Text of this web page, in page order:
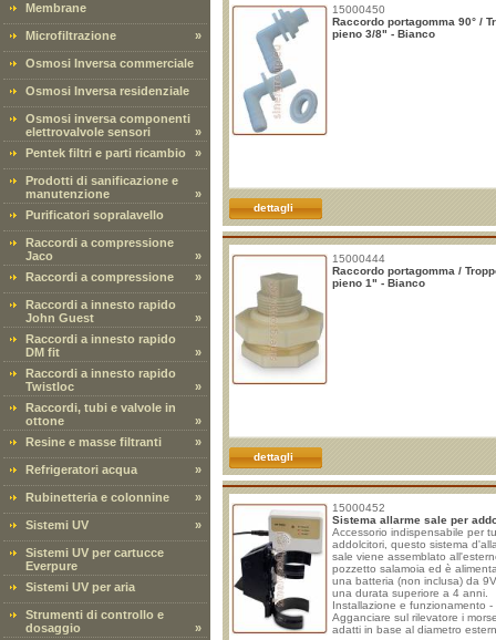
Membrane
Microfiltrazione »
Osmosi Inversa commerciale
Osmosi Inversa residenziale
Osmosi inversa componenti
elettrovalvole sensori
»
Pentek filtri e parti ricambio
»
Prodotti di sanificazione e
manutenzione
»
Purificatori sopralavello
Raccordi a compressione
Jaco
»
Raccordi a compressione
»
Raccordi a innesto rapido
John Guest
»
Raccordi a innesto rapido
DM fit
»
Raccordi a innesto rapido
Twistloc
»
Raccordi, tubi e valvole in
ottone
»
Resine e masse filtranti
»
Refrigeratori acqua »
Rubinetteria e colonnine »
Sistemi UV »
Sistemi UV per cartucce
Everpure
Sistemi UV per aria
Strumenti di controllo e
dosaggio
»
15000450
Raccordo portagomma 90° /
pieno 3/8" - Bianco
dettagli
15000444
Raccordo portagomma /
pieno 1" - Bianco
dettagli
15000452
Sistema allarme sale per
Accessorio indispensabile per
addolcitori, questo sistema
sale viene assemblato
pozzetto salamoia ed è
una batteria (non inclusa) da
una durata superiore a 4 anni.
Installazione e funzionamento -
Agganciare sul rilevatore i
adatti in base al diametro